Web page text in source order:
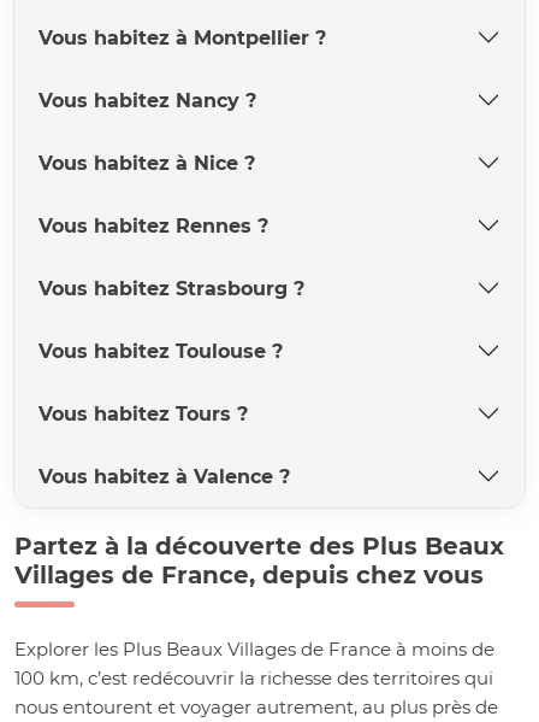
Vous habitez à Montpellier ?
Vous habitez Nancy ?
Vous habitez à Nice ?
Vous habitez Rennes ?
Vous habitez Strasbourg ?
Vous habitez Toulouse ?
Vous habitez Tours ?
Vous habitez à Valence ?
Partez à la découverte des Plus Beaux
Villages de France, depuis chez vous
Explorer les Plus Beaux Villages de France à moins de
100 km, c’est redécouvrir la richesse des territoires qui
nous entourent et voyager autrement, au plus près de